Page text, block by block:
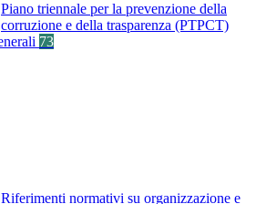
Piano triennale per la prevenzione della
corruzione e della trasparenza (PTPCT)
73
Riferimenti normativi su organizzazione e